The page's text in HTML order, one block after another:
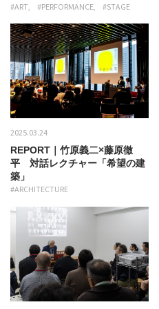
#ART #PERFORMANCE #STAGE
2025.03.24
REPORT｜竹原義二×藤原徹
平 対話レクチャー「希望の建
築」
#ARCHITECTURE